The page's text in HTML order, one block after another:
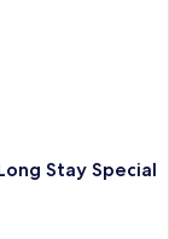
Stay Special